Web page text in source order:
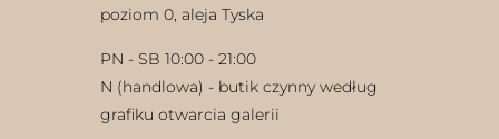
poziom 0, aleja Tyska
PN - SB 10:00 - 21:00
N (handlowa) - butik czynny według
grafiku otwarcia galerii